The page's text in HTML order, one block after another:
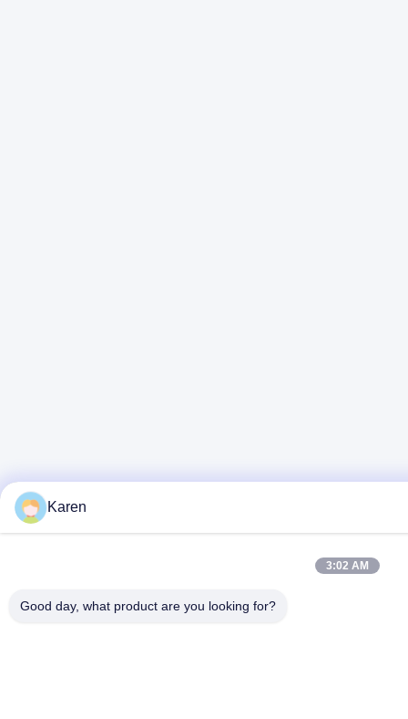
Karen
3:02 AM
Good day, what product are you looking for?